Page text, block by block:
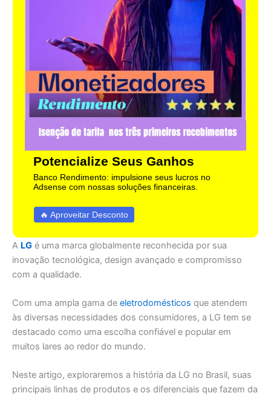
Potencialize Seus Ganhos
Banco Rendimento: impulsione seus lucros no
Adsense com nossas soluções financeiras.
🔥 Aproveitar Desconto
A LG é uma marca globalmente reconhecida por sua
inovação tecnológica, design avançado e compromisso
com a qualidade.
Com uma ampla gama de eletrodomésticos que atendem
às diversas necessidades dos consumidores, a LG tem se
destacado como uma escolha confiável e popular em
muitos lares ao redor do mundo.
Neste artigo, exploraremos a história da LG no Brasil, suas
principais linhas de produtos e os diferenciais que fazem da